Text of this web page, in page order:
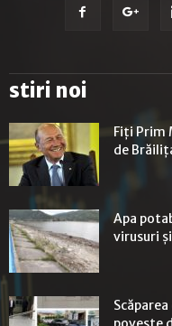
stiri noi
Fiţi Prim
de
Apa
virusuri